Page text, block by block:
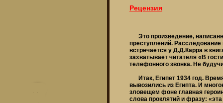
Рецензия
Это произведение,
преступлений. Расследование
встречается у Д.Д.Карра в
захватывает читателя «В
телефонного звонка. Не
Итак, Египет 1934 год.
вывозились из Египта. И
зловещем фоне главная
слова проклятий и фразу: